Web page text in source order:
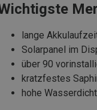
lange
Solarpanel im
über 90
kratzfestes
hohe